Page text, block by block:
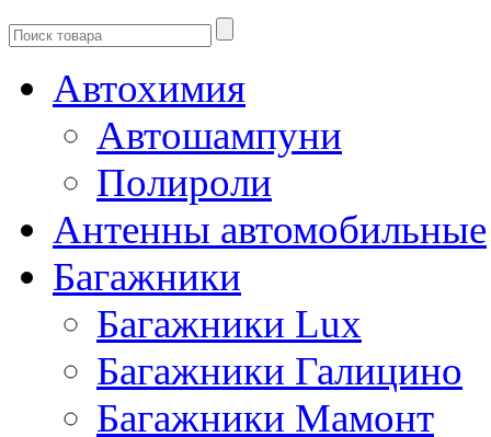
Автохимия
Автошампуни
Полироли
Антенны автомобильные
Багажники
Багажники Lux
Багажники Галицино
Багажники Мамонт